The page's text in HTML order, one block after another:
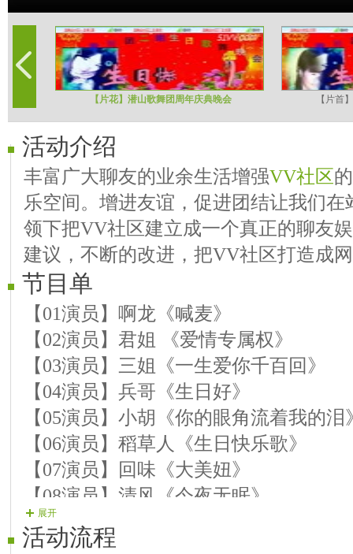
【片花】潜山歌舞团周年庆典晚会 【片首
活动介绍
丰富广大聊友的业余生活增强VV社区
乐空间。增进友谊，促进团结让我们
领下把VV社区建立成一个真正的聊友
建议，不断的改进，把VV社区打造成
节目单
【01演员】啊龙《喊麦》
【02演员】君姐 《爱情专属权》
【03演员】三姐《一生爱你千百回》
【04演员】兵哥《生日好》
【05演员】小胡《你的眼角流着我的
【06演员】稻草人《生日快乐歌》
【07演员】回味《大美妞》
【08演员】清风《今夜无眠》
【09演员】潜伏《为你而痛》
【10演员】方哥《生日祝福歌》
展开
活动流程